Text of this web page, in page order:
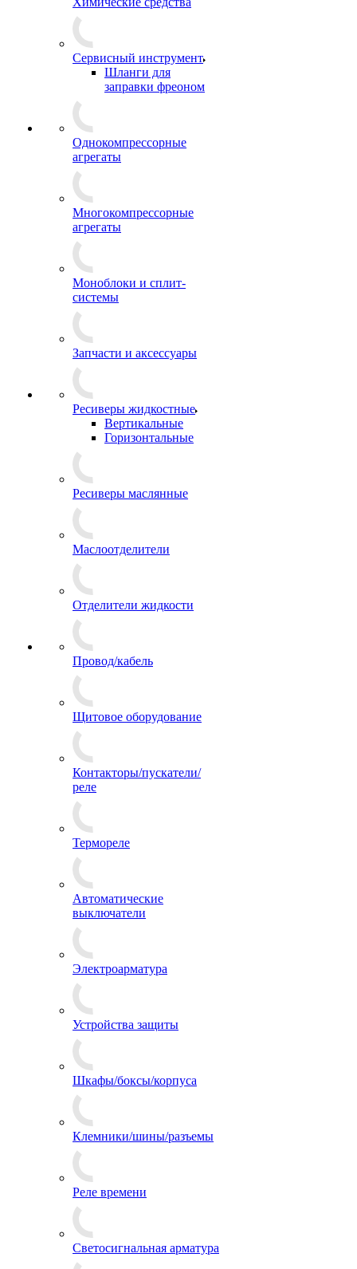
Сервисный инструмент
Шланги для
заправки фреоном
Однокомпрессорные
агрегаты
Многокомпрессорные
агрегаты
Моноблоки и сплит-
системы
Запчасти и аксессуары
Ресиверы жидкостные
Вертикальные
Горизонтальные
Ресиверы маслянные
Маслоотделители
Отделители жидкости
Провод/кабель
Щитовое оборудование
Контакторы/пускатели/
реле
Термореле
Автоматические
выключатели
Электроарматура
Устройства защиты
Шкафы/боксы/корпуса
Клемники/шины/разъемы
Реле времени
Светосигнальная арматура